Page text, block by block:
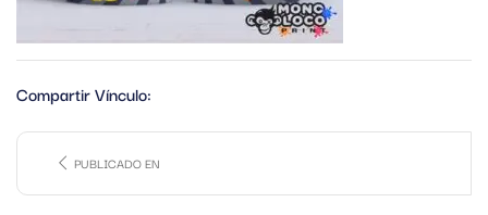
Compartir Vínculo:
PUBLICADO EN